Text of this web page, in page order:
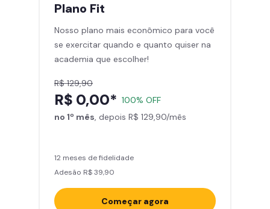
Cadeira de massagem
Skeelo App (Audiobook)*
Área de musculação e aeróbicos
Smart Fit App
Plano Fit
Nosso plano mais econômico para você
se exercitar quando e quanto quiser na
academia que escolher!
R$ 129,90
R$ 0,00* 100% OFF
no 1º mês, depois R$ 129,90/mês
12 meses de fidelidade
Adesão R$ 39,90
Começar agora